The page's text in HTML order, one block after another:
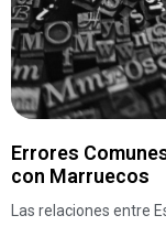
Errores
con Marruecos
Las relaciones entre